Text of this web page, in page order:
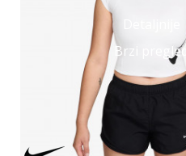
Brzi pregled